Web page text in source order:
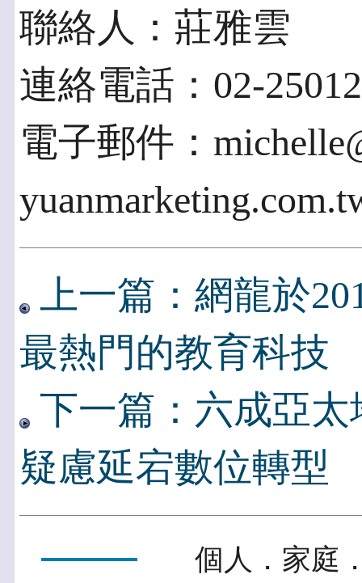
聯絡人：莊雅雲
連絡電話：02-
電子郵件：
上一篇：網龍於
最熱門的教育科技
下一篇：六成亞
疑慮延宕數位轉型
個人．家庭